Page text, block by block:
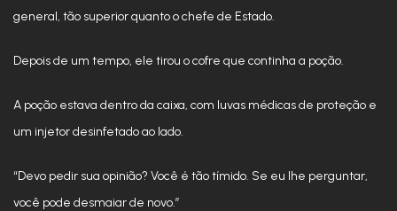
general, tão superior quanto o chefe de Estado.
Depois de um tempo, ele tirou o cofre que continha a poção.
A poção estava dentro da caixa, com luvas médicas de proteção e
um injetor desinfetado ao lado.
“Devo pedir sua opinião? Você é tão tímido. Se eu lhe perguntar,
você pode desmaiar de novo.”